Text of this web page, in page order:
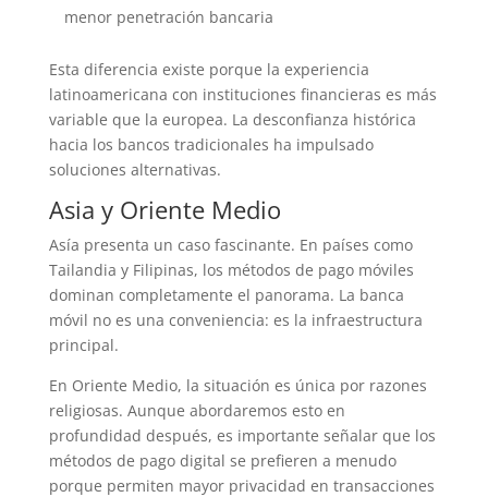
menor penetración bancaria
Esta diferencia existe porque la experiencia
latinoamericana con instituciones financieras es más
variable que la europea. La desconfianza histórica
hacia los bancos tradicionales ha impulsado
soluciones alternativas.
Asia y Oriente Medio
Asía presenta un caso fascinante. En países como
Tailandia y Filipinas, los métodos de pago móviles
dominan completamente el panorama. La banca
móvil no es una conveniencia: es la infraestructura
principal.
En Oriente Medio, la situación es única por razones
religiosas. Aunque abordaremos esto en
profundidad después, es importante señalar que los
métodos de pago digital se prefieren a menudo
porque permiten mayor privacidad en transacciones